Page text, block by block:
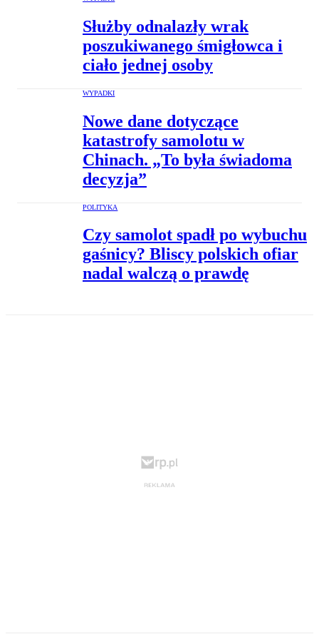
Służby odnalazły wrak
poszukiwanego śmigłowca i
ciało jednej osoby
WYPADKI
Nowe dane dotyczące
katastrofy samolotu w
Chinach. „To była świadoma
decyzja”
POLITYKA
Czy samolot spadł po wybuchu
gaśnicy? Bliscy polskich ofiar
nadal walczą o prawdę